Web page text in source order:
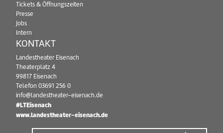
Tickets & Öffnungszeiten
Presse
Jobs
Intern
KONTAKT
Landestheater Eisenach
Theaterplatz 4
99817 Eisenach
Telefon 03691 256 0
info@landestheater-eisenach.de
#LTEisenach
www.landestheater-eisenach.de